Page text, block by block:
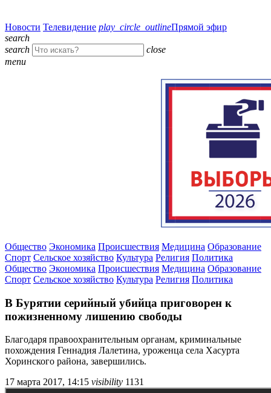
Новости Телевидение play_circle_outlineПрямой эфир
search
search
close
menu
Общество Экономика Происшествия Медицина Образование
Спорт Сельское хозяйство Культура Религия Политика
Общество Экономика Происшествия Медицина Образование
Спорт Сельское хозяйство Культура Религия Политика
В Бурятии серийный убийца приговорен к
пожизненному лишению свободы
Благодаря правоохранительным органам, криминальные
похождения Геннадия Лалетина, уроженца села Хасурта
Хоринского района, завершились.
17 марта 2017, 14:15 visibility 1131